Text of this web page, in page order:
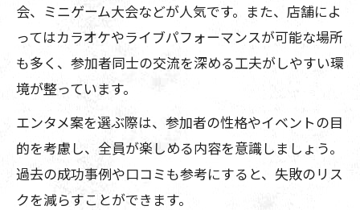
会、ミニゲーム大会などが人気です。また、店舗によ
ってはカラオケやライブパフォーマンスが可能な場所
も多く、参加者同士の交流を深める工夫がしやすい環
境が整っています。
エンタメ案を選ぶ際は、参加者の性格やイベントの目
的を考慮し、全員が楽しめる内容を意識しましょう。
過去の成功事例や口コミも参考にすると、失敗のリス
クを減らすことができます。